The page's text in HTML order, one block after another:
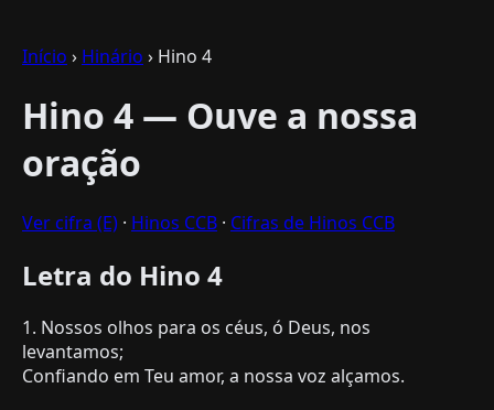
Início › Hinário › Hino 4
Hino 4 — Ouve a nossa
oração
Ver cifra (E) · Hinos CCB · Cifras de Hinos CCB
Letra do Hino 4
1. Nossos olhos para os céus, ó Deus, nos
levantamos;
Confiando em Teu amor, a nossa voz alçamos.